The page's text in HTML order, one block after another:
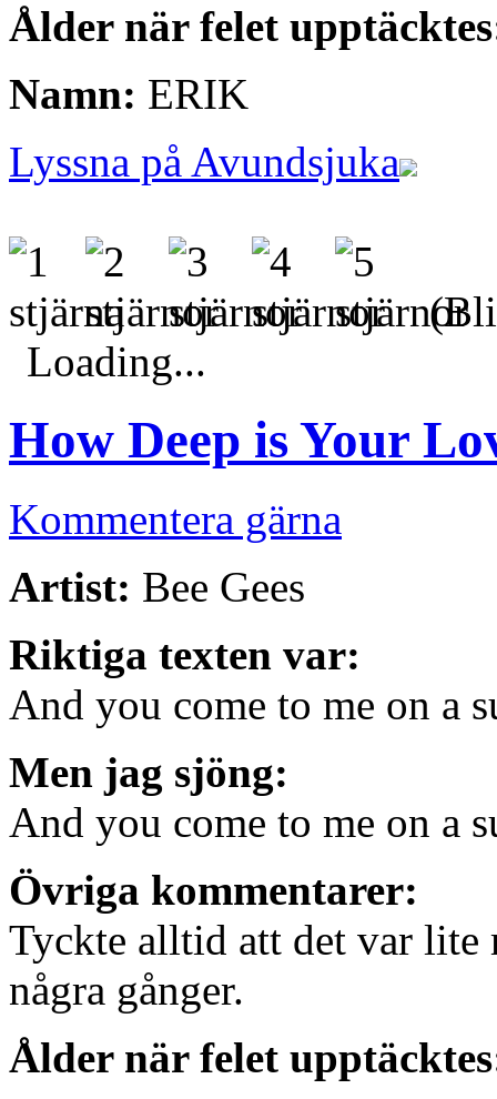
Ålder när felet
Namn: ERIK
Lyssna på Avundsjuka
(Bli
Loading...
How Deep is Your
Kommentera gärna
Artist: Bee Gees
Riktiga texten var:
And you come to me on a
Men jag sjöng:
And you come to me on a
Övriga kommentarer:
Tyckte alltid att det var lite
några gånger.
Ålder när felet